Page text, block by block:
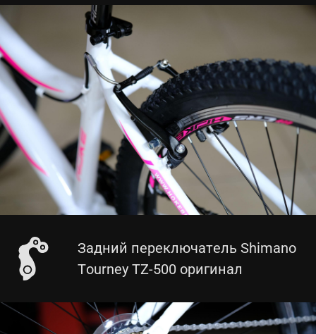
Задний переключатель Shimano
Tourney TZ-500 оригинал